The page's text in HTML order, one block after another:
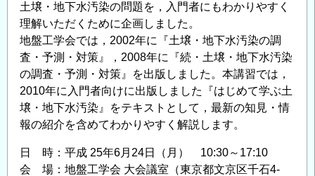
土壌・地下水汚染の問題を，入門者にもわかりやすく
理解いただくために企画しました。
地盤工学会では，2002年に『土壌・地下水汚染の調
査・予測・対策』，2008年に『続・土壌・地下水汚染
の調査・予測・対策』を出版しました。本講習では，
2010年に入門者向けに出版しました『はじめて学ぶ土
壌・地下水汚染』をテキストとして，最新の知見・情
報の紹介を含めてわかりやすく解説します。
日 時：平成 25年6月24日（月） 10:30～17:10
会 場：地盤工学会 大会議室（東京都文京区千石4-